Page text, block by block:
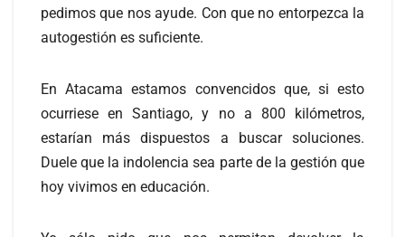
pedimos que nos ayude. Con que no entorpezca la
autogestión es suficiente.
En Atacama estamos convencidos que, si esto
ocurriese en Santiago, y no a 800 kilómetros,
estarían más dispuestos a buscar soluciones.
Duele que la indolencia sea parte de la gestión que
hoy vivimos en educación.